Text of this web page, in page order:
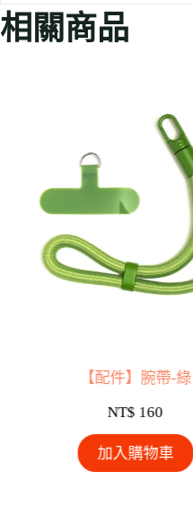
相關商品
【配件】腕帶-綠
NT$ 160
加入購物車